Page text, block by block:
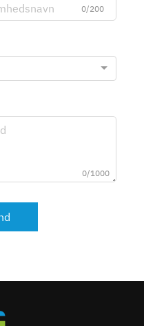
0/200
0/1000